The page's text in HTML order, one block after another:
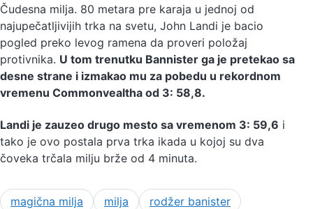
Čudesna milja. 80 metara pre karaja u jednoj od
najupečatljivijih trka na svetu, John Landi je bacio
pogled preko levog ramena da proveri položaj
protivnika. U tom trenutku Bannister ga je pretekao sa
desne strane i izmakao mu za pobedu u rekordnom
vremenu Commonvealtha od 3: 58,8.
Landi je zauzeo drugo mesto sa vremenom 3: 59,6 i
tako je ovo postala prva trka ikada u kojoj su dva
čoveka trčala milju brže od 4 minuta.
magična milja milja rodžer banister